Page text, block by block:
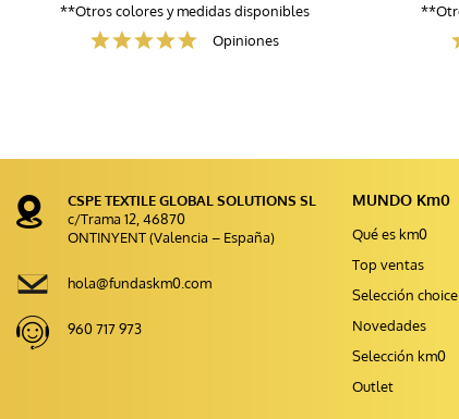
**Otros colores y medidas disponibles
Opiniones
CSPE TEXTILE GLOBAL SOLUTIONS SL
c/Trama 12, 46870
ONTINYENT (Valencia – España)
hola@fundaskm0.com
960 717 973
MUNDO Km0
Qué es km0
Top ventas
Selección choice
Novedades
Selección km0
Outlet